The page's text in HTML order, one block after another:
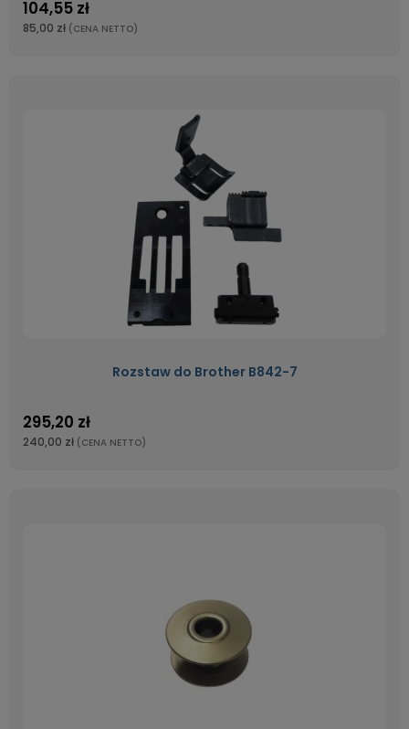
104,55 zł
85,00 zł (CENA NETTO)
Rozstaw do Brother B842-7
295,20 zł
240,00 zł (CENA NETTO)